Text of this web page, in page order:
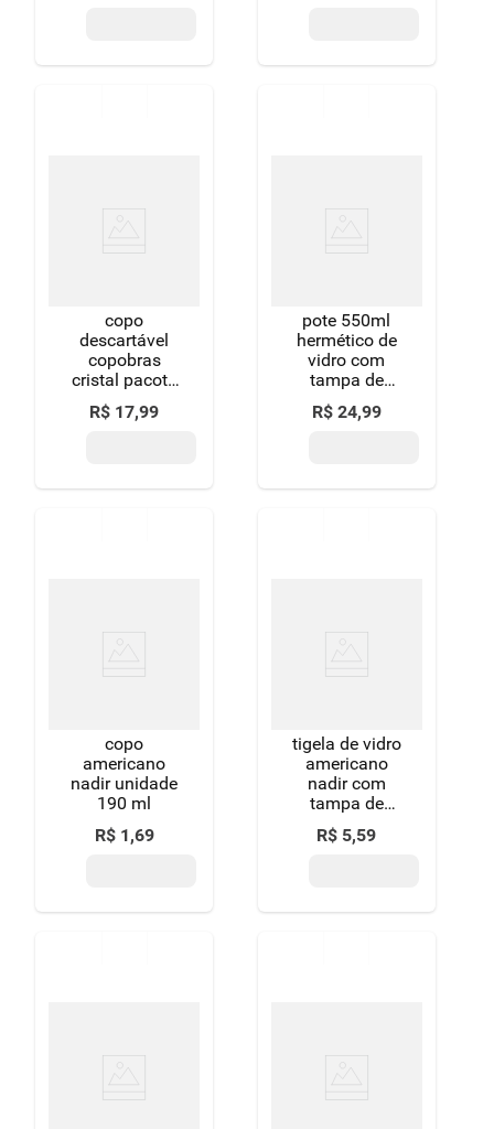
copo
descartável
copobras
cristal pacote
com 100
unidades 300
R$ 17,99
pote 550ml
hermético de
vidro com
tampa de
plástico
quadrado -
R$ 24,99
copo
americano
nadir unidade
190 ml
R$ 1,69
tigela de vidro
americano
nadir com
tampa de
plástico 150ml
R$ 5,59